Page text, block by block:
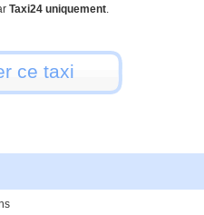
Taxi24 uniquement.
ce taxi